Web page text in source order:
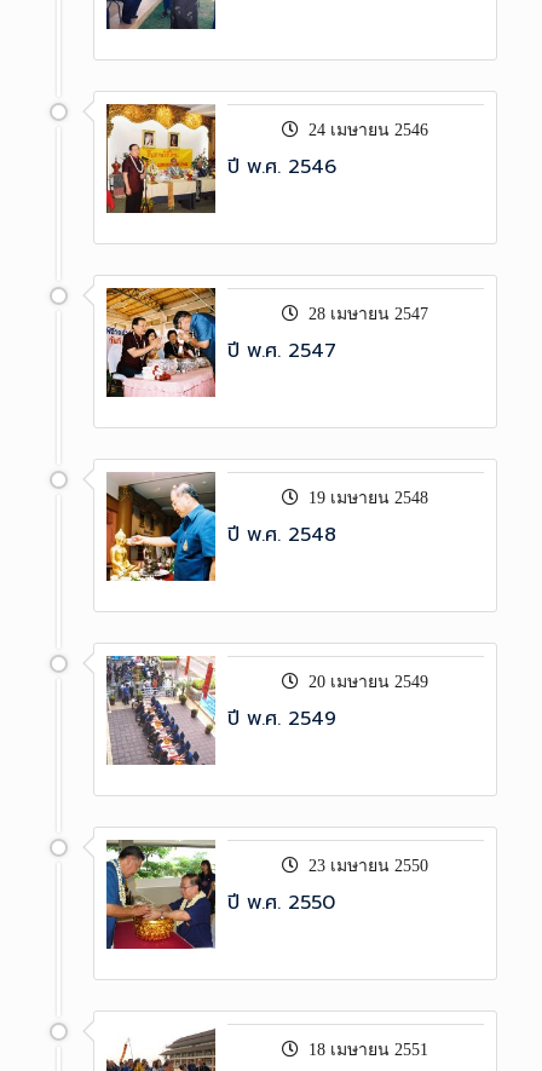
24 เมษายน 2546
ปี พ.ศ. 2546
28 เมษายน 2547
ปี พ.ศ. 2547
19 เมษายน 2548
ปี พ.ศ. 2548
20 เมษายน 2549
ปี พ.ศ. 2549
23 เมษายน 2550
ปี พ.ศ. 2550
18 เมษายน 2551